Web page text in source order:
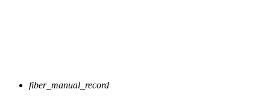
fiber_manual_record